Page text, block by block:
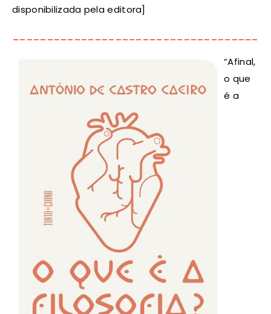
disponibilizada pela editora]
“Afinal,
o que
é a